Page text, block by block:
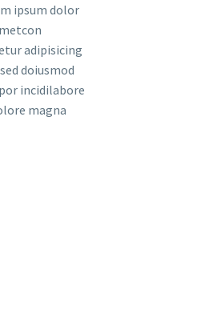
ipsum dolor
adipisicing
doiusmod
incidilabore
magna